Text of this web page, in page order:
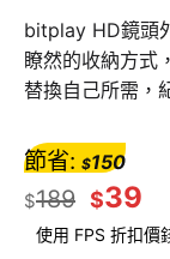
bitplay HD鏡頭
瞭然的收納方式
替換自己所需，
$189 $39
節省: $150
使用 FPS 折扣價